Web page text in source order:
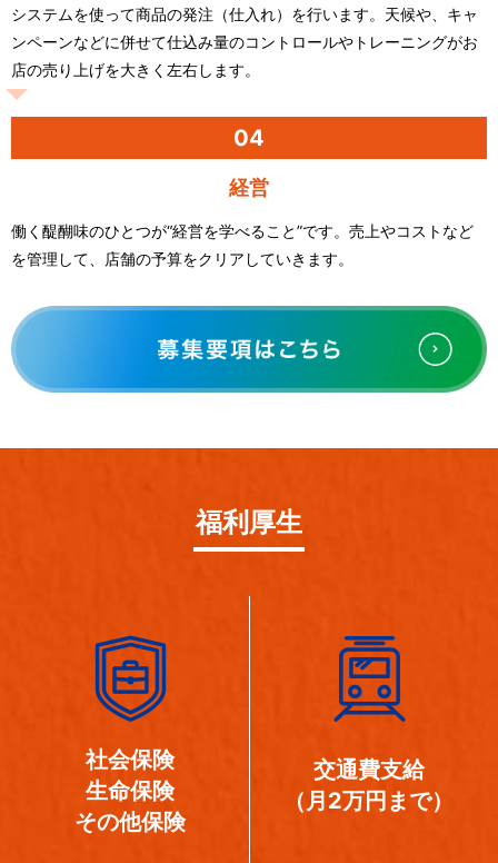
システムを使って商品の発注（仕入れ）を行います。天候や、キャ
ンペーンなどに併せて仕込み量のコントロールやトレーニングがお
店の売り上げを大きく左右します。
04
経営
働く醍醐味のひとつが“経営を学べること”です。売上やコストなど
を管理して、店舗の予算をクリアしていきます。
福利厚生
社会保険
生命保険
その他保険
交通費支給
（月2万円まで）